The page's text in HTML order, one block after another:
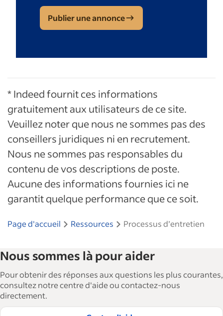
Publier une annonce
* Indeed fournit ces informations
gratuitement aux utilisateurs de ce site.
Veuillez noter que nous ne sommes pas des
conseillers juridiques ni en recrutement.
Nous ne sommes pas responsables du
contenu de vos descriptions de poste.
Aucune des informations fournies ici ne
garantit quelque performance que ce soit.
Page d'accueil Ressources Processus d’entretien
Nous sommes là pour aider
Pour obtenir des réponses aux questions les plus courantes,
consultez notre centre d'aide ou contactez-nous
directement.